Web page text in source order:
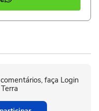
faça Login